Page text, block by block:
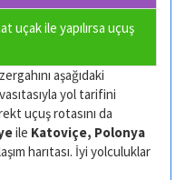
uçak ile yapılırsa uçuş
aşağıdaki
yol tarifini
uçuş rotasını da
ile Katoviçe, Polonya
harıtası. İyi yolculuklar